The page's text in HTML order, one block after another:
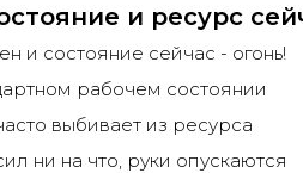
и ресурс
и состояние сейчас - огонь!
рабочем состоянии
выбивает из ресурса
ни на что, руки опускаются